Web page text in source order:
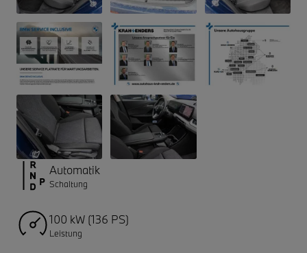
Automatik
Schaltung
100 kW (136 PS)
Leistung